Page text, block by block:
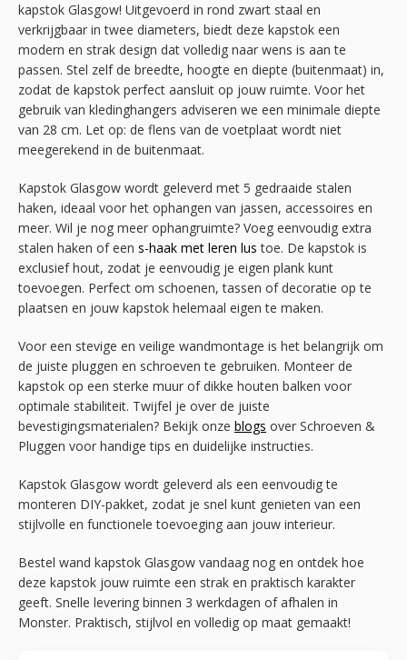
kapstok Glasgow! Uitgevoerd in rond zwart staal en
verkrijgbaar in twee diameters, biedt deze kapstok een
modern en strak design dat volledig naar wens is aan te
passen. Stel zelf de breedte, hoogte en diepte (buitenmaat) in,
zodat de kapstok perfect aansluit op jouw ruimte. Voor het
gebruik van kledinghangers adviseren we een minimale diepte
van 28 cm. Let op: de flens van de voetplaat wordt niet
meegerekend in de buitenmaat.
Kapstok Glasgow wordt geleverd met 5 gedraaide stalen
haken, ideaal voor het ophangen van jassen, accessoires en
meer. Wil je nog meer ophangruimte? Voeg eenvoudig extra
stalen haken of een s-haak met leren lus toe. De kapstok is
exclusief hout, zodat je eenvoudig je eigen plank kunt
toevoegen. Perfect om schoenen, tassen of decoratie op te
plaatsen en jouw kapstok helemaal eigen te maken.
Voor een stevige en veilige wandmontage is het belangrijk om
de juiste pluggen en schroeven te gebruiken. Monteer de
kapstok op een sterke muur of dikke houten balken voor
optimale stabiliteit. Twijfel je over de juiste
bevestigingsmaterialen? Bekijk onze blogs over Schroeven &
Pluggen voor handige tips en duidelijke instructies.
Kapstok Glasgow wordt geleverd als een eenvoudig te
monteren DIY-pakket, zodat je snel kunt genieten van een
stijlvolle en functionele toevoeging aan jouw interieur.
Bestel wand kapstok Glasgow vandaag nog en ontdek hoe
deze kapstok jouw ruimte een strak en praktisch karakter
geeft. Snelle levering binnen 3 werkdagen of afhalen in
Monster. Praktisch, stijlvol en volledig op maat gemaakt!